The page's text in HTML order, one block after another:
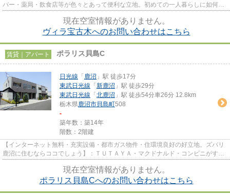
パー・薬局・飲食店等が色々とあって便利な立地。初めての一人暮らしに如何で
現在空室情報がありません。
ヴィラ宝古木へのお問い合わせはこちら
賃貸｜アパート ポラリス貝島C
日光線 「 鹿沼 」駅 徒歩17分
東武日光線 「 新鹿沼 」駅 徒歩29分
東武日光線 「 北鹿沼 」駅 徒歩54分車26分 12.8km
栃木県鹿沼市貝島町508
-
築年数：築14年
階数：2階建
【インターネット無料・充実設備・都市ガス物件・住環境良好の好立地。ズバリ
鹿沼に住むならココでしょう】：ＴＵＴＡＹＡ・マクドナルド・コンビニがすぐ
現在空室情報がありません。
ポラリス貝島Cへのお問い合わせはこちら